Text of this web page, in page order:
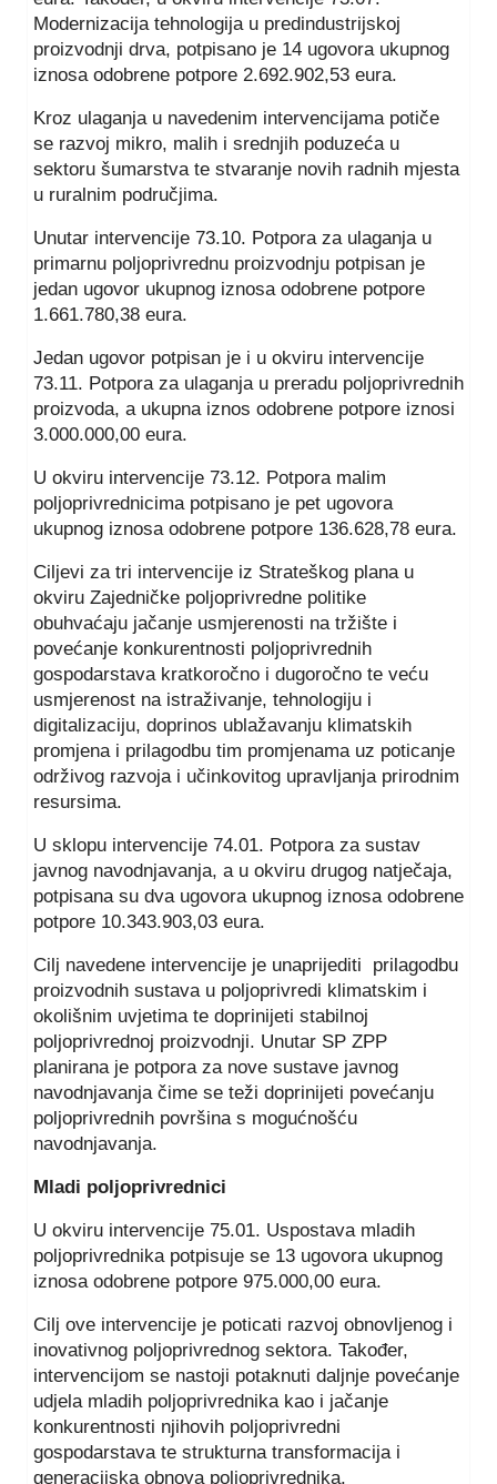
Modernizacija tehnologija u predindustrijskoj
proizvodnji drva, potpisano je 14 ugovora ukupnog
iznosa odobrene potpore 2.692.902,53 eura.
Kroz ulaganja u navedenim intervencijama potiče
se razvoj mikro, malih i srednjih poduzeća u
sektoru šumarstva te stvaranje novih radnih mjesta
u ruralnim područjima.
Unutar intervencije 73.10. Potpora za ulaganja u
primarnu poljoprivrednu proizvodnju potpisan je
jedan ugovor ukupnog iznosa odobrene potpore
1.661.780,38 eura.
Jedan ugovor potpisan je i u okviru intervencije
73.11. Potpora za ulaganja u preradu poljoprivrednih
proizvoda, a ukupna iznos odobrene potpore iznosi
3.000.000,00 eura.
U okviru intervencije 73.12. Potpora malim
poljoprivrednicima potpisano je pet ugovora
ukupnog iznosa odobrene potpore 136.628,78 eura.
Ciljevi za tri intervencije iz Strateškog plana u
okviru Zajedničke poljoprivredne politike
obuhvaćaju jačanje usmjerenosti na tržište i
povećanje konkurentnosti poljoprivrednih
gospodarstava kratkoročno i dugoročno te veću
usmjerenost na istraživanje, tehnologiju i
digitalizaciju, doprinos ublažavanju klimatskih
promjena i prilagodbu tim promjenama uz poticanje
održivog razvoja i učinkovitog upravljanja prirodnim
resursima.
U sklopu intervencije 74.01. Potpora za sustav
javnog navodnjavanja, a u okviru drugog natječaja,
potpisana su dva ugovora ukupnog iznosa odobrene
potpore 10.343.903,03 eura.
Cilj navedene intervencije je unaprijediti prilagodbu
proizvodnih sustava u poljoprivredi klimatskim i
okolišnim uvjetima te doprinijeti stabilnoj
poljoprivrednoj proizvodnji. Unutar SP ZPP
planirana je potpora za nove sustave javnog
navodnjavanja čime se teži doprinijeti povećanju
poljoprivrednih površina s mogućnošću
navodnjavanja.
Mladi poljoprivrednici
U okviru intervencije 75.01. Uspostava mladih
poljoprivrednika potpisuje se 13 ugovora ukupnog
iznosa odobrene potpore 975.000,00 eura.
Cilj ove intervencije je poticati razvoj obnovljenog i
inovativnog poljoprivrednog sektora. Također,
intervencijom se nastoji potaknuti daljnje povećanje
udjela mladih poljoprivrednika kao i jačanje
konkurentnosti njihovih poljoprivredni
gospodarstava te strukturna transformacija i
generacijska obnova poljoprivrednika.